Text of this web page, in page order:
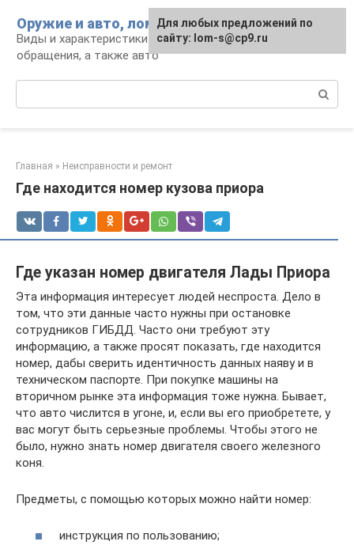
контенту
Оружие и авто, лом для мужика
Виды и характеристики оружия, правила
обращения, а также авто
Главная » Неисправности и ремонт
Где находится номер кузова приора
Где указан номер двигателя Лады Приора
Эта информация интересует людей неспроста. Дело в
том, что эти данные часто нужны при остановке
сотрудников ГИБДД. Часто они требуют эту
информацию, а также просят показать, где находится
номер, дабы сверить идентичность данных наяву и в
техническом паспорте. При покупке машины на
вторичном рынке эта информация тоже нужна. Бывает,
что авто числится в угоне, и, если вы его приобретете, у
вас могут быть серьезные проблемы. Чтобы этого не
было, нужно знать номер двигателя своего железного
коня.
Предметы, с помощью которых можно найти номер:
инструкция по пользованию;
Для любых предложений по
сайту: lom-s@cp9.ru